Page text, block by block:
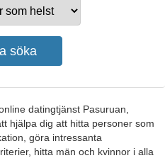
datingtjänst Pasuruan,
hjälpa dig att hitta personer som
göra intressanta
hitta män och kvinnor i alla